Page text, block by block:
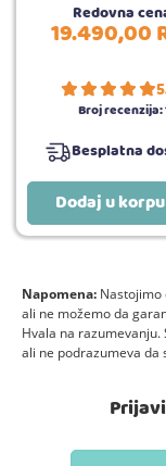
Redovna
19.490,00
Broj recenzija:
Besplatna
Dodaj u korpu
Napomena: Nastojimo
ali ne možemo da
Hvala na
ali ne podrazumeva da